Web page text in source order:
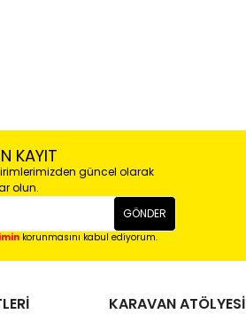
KAYIT
güncel olarak
olun.
GÖNDER
korunmasını kabul ediyorum.
KARAVAN ATÖLYESİ